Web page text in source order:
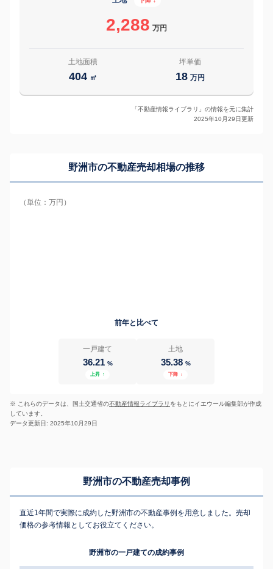
2,288 万円
土地面積
404 ㎡
坪単価
18 万円
「不動産情報ライブラリ」の情報を元に集計
2025年10月29日更新
野洲市の不動産売却相場の推移
（単位：万円）
前年と比べて
一戸建て
36.21 %
上昇 ↑
土地
35.38 %
下降 ↓
※ これらのデータは、国土交通省の不動産情報ライブラリ をもとにイエウール編集部が作成
しています。
データ更新日: 2025年10月29日
野洲市の不動産売却事例
直近1年間で実際に成約した野洲市の不動産事例を用意しました。売却
価格の参考情報としてお役立てください。
野洲市の一戸建ての成約事例